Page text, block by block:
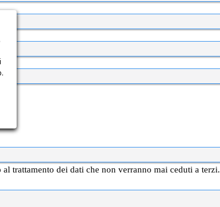
TUO NUMERO DI TELL. O CELLULARE
trattamento dei dati che non verranno mai ceduti a terzi.
INVIARE IL MESSAGGIO